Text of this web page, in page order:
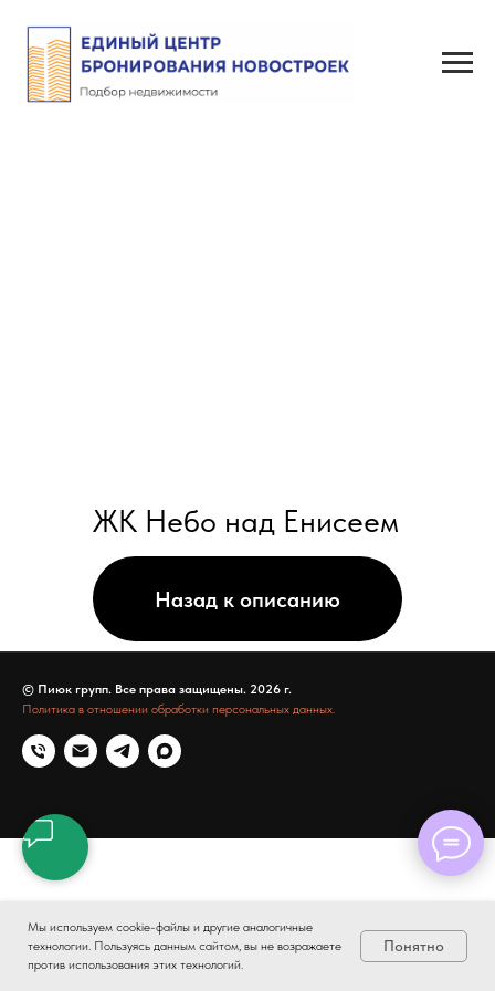
Мы используем cookie-файлы и другие аналогичные
технологии. Пользуясь данным сайтом, вы не возражаете
против использования этих технологий.
Понятно
© Пиюк групп. Все права защищены. 2026 г.
Политика в отношении обработки персональных данных.